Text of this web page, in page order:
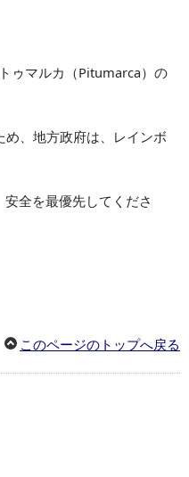
ゥマルカ（Pitumarca）の
、地方政府は、レインボ
全を最優先してくださ
このページのトップへ戻る